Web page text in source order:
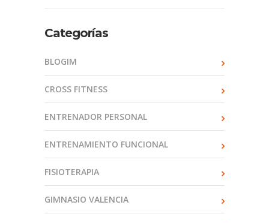
Categorías
BLOGIM
CROSS FITNESS
ENTRENADOR PERSONAL
ENTRENAMIENTO FUNCIONAL
FISIOTERAPIA
GIMNASIO VALENCIA